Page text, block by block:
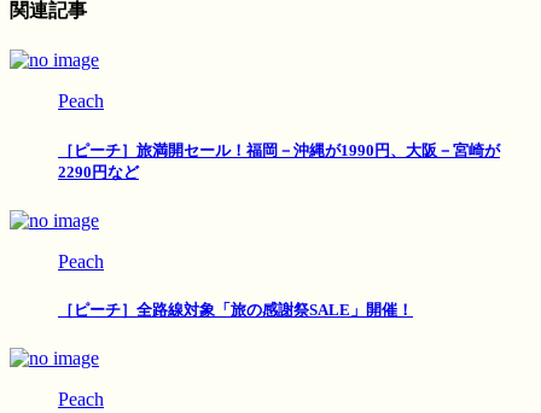
関連記事
Peach
［ピーチ］旅満開セール！福岡－沖縄が1990円、大阪－宮崎が
2290円など
Peach
［ピーチ］全路線対象「旅の感謝祭SALE」開催！
Peach